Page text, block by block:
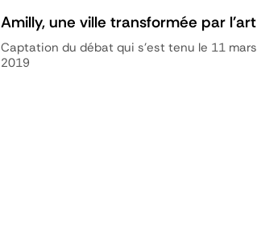
Amilly, une ville transformée par l'art
Captation du débat qui s'est tenu le 11 mars
2019